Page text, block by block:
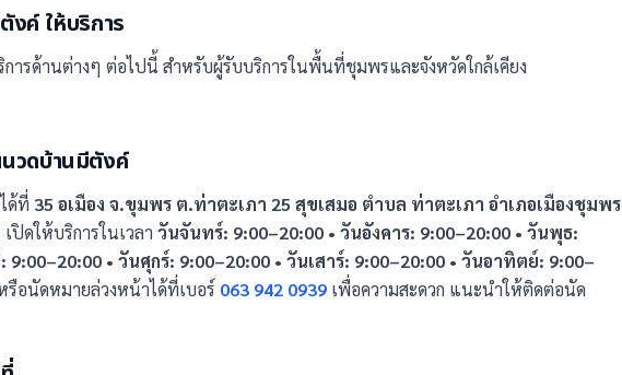
งค์ให้บริการ
การด้านต่างๆ ต่อไปนี้ สำหรับผู้รับบริการในพื้นที่ชุมพรและจังหวัดใกล้เคียง
วดบ้านมีตังค์
ด้ที่ 35 อเมือง จ.ขุมพร ต.ท่าตะเภา 25 สุขเสมอ ตำบล ท่าตะเภา อำเภอเมืองชุมพร
เปิดให้บริการในเวลา วันจันทร์: 9:00–20:00 • วันอังคาร: 9:00–20:00 • วันพุธ:
• วันศุกร์: 9:00–20:00 • วันเสาร์: 9:00–20:00 • วันอาทิตย์: 9:00–
รือนัดหมายล่วงหน้าได้ที่เบอร์ 063 942 0939 เพื่อความสะดวก แนะนำให้ติดต่อนัด